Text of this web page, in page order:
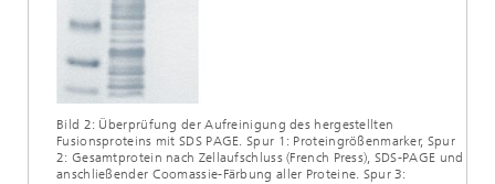
Bild 2: Überprüfung der Aufreinigung des hergestellten
Fusionsproteins mit SDS PAGE. Spur 1: Proteingrößenmarker, Spur
2: Gesamtprotein nach Zellaufschluss (French Press), SDS-PAGE und
anschließender Coomassie-Färbung aller Proteine. Spur 3: